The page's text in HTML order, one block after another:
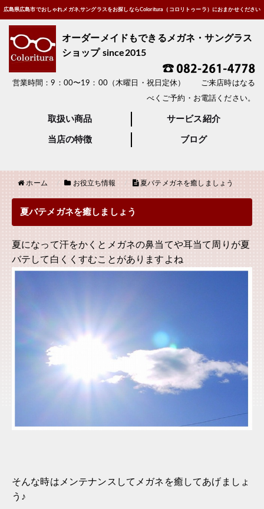
広島県広島市でおしゃれメガネ,サングラスをお探しならColoritura（コロリトゥーラ）におまかせください
オーダーメイドもできるメガネ・サングラス
ショップ since2015
営業時間：9：00〜19：00（木曜日・祝日定休） ご来店時はなる
べくご予約・お電話ください。
取扱い商品 サービス紹介
当店の特徴 ブログ
ホーム お役立ち情報 夏バテメガネを癒しましょう
夏バテメガネを癒しましょう
夏になって汗をかくとメガネの鼻当てや耳当て周りが夏
バテして白くくすむことがありますよね
そんな時はメンテナンスしてメガネを癒してあげましょ
う♪